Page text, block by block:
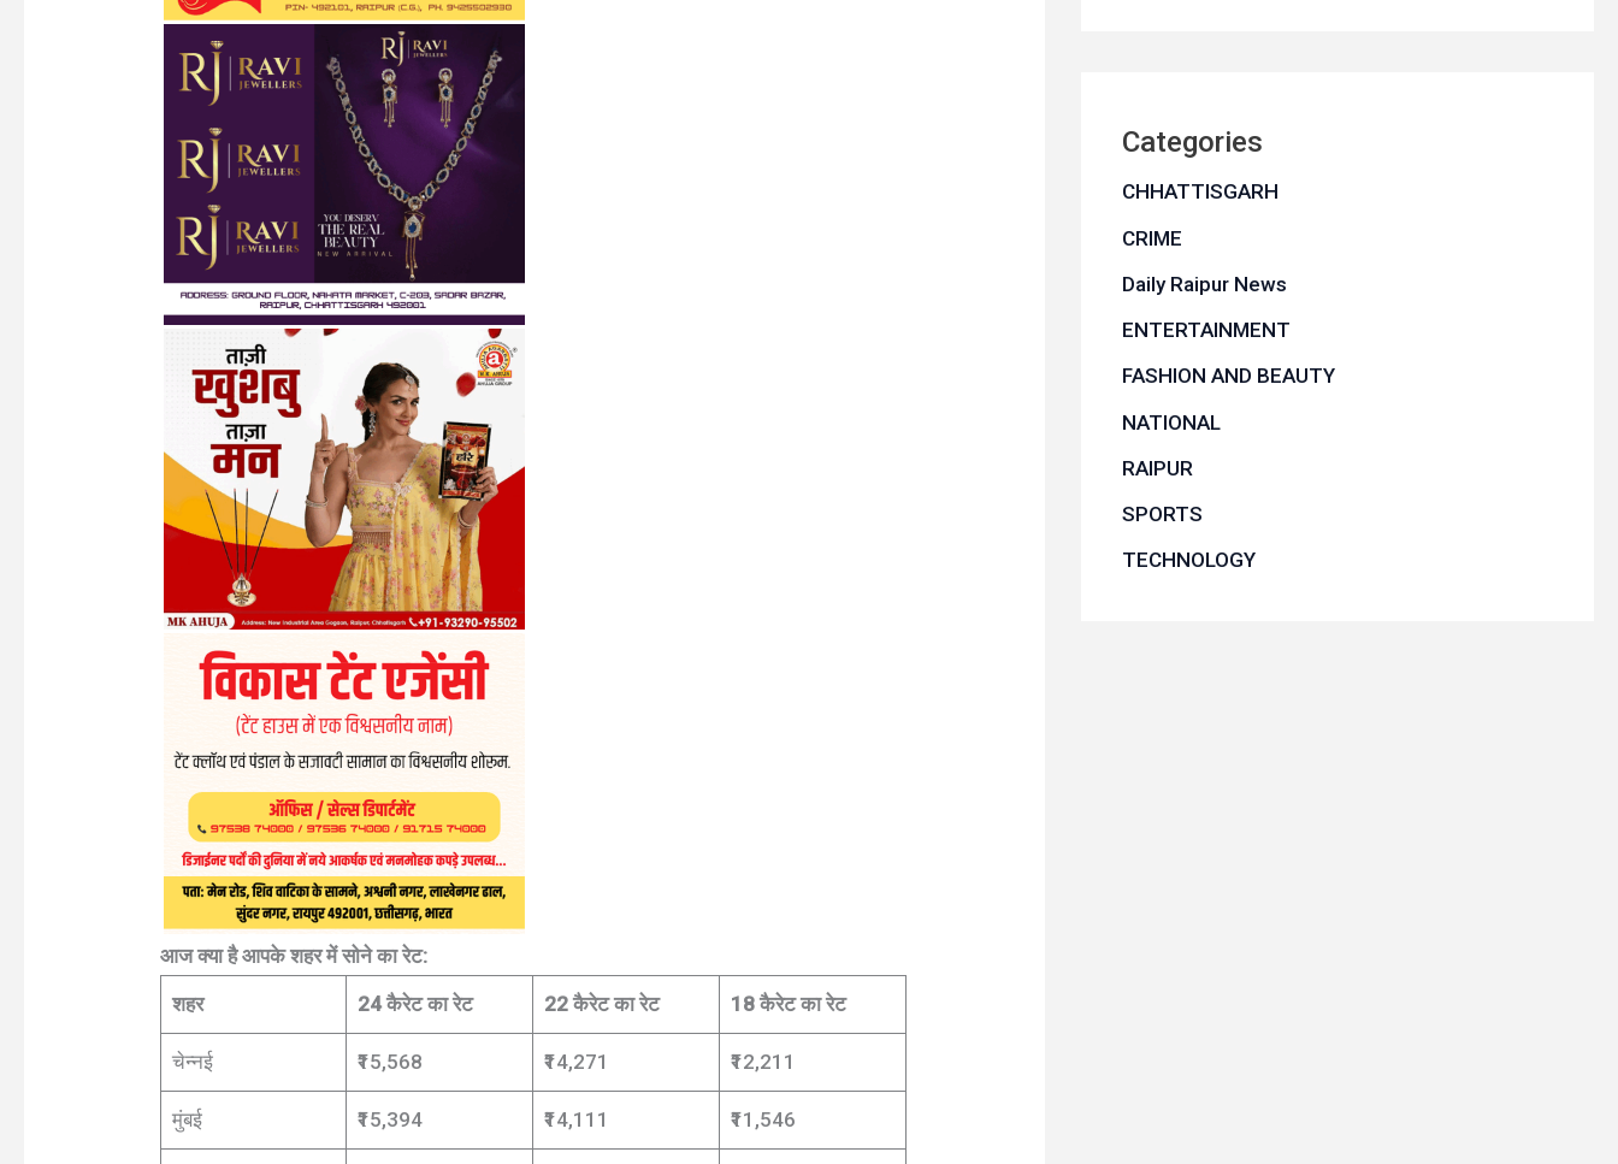
आज क्या है आपके शहर में सोने का रेट:
शहर
24 कैरेट का रेट 22 कैरेट का रेट 18 कैरेट का रेट
चेन्नई ₹15,568 ₹14,271 ₹12,211
मुंबई ₹15,394 ₹14,111 ₹11,546
Categories
CHHATTISGARH
CRIME
Daily Raipur News
ENTERTAINMENT
FASHION AND BEAUTY
NATIONAL
RAIPUR
SPORTS
TECHNOLOGY